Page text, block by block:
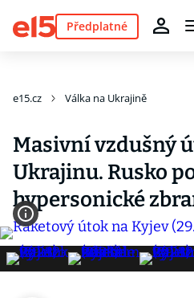
Předplatné
e15.cz Válka na Ukrajině
Masivní vzdušný
Ukrajinu. Rusko
hypersonické